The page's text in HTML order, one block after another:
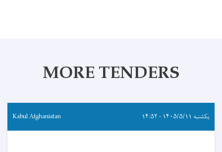
MORE TENDERS
یکشنبه ۱۴۰۵/۵/۱۱ - ۱۴:۵۲ Kabul Afghanistan